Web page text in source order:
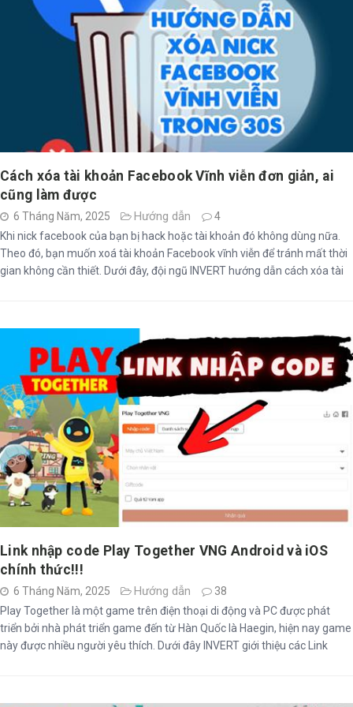
Cách xóa tài khoản Facebook Vĩnh viễn đơn giản, ai
cũng làm được
6 Tháng Năm, 2025 Hướng dẫn
4
Khi nick facebook của bạn bị hack hoặc tài khoản đó không dùng nữa.
Theo đó, bạn muốn xoá tài khoản Facebook vĩnh viễn để tránh mất thời
gian không cần thiết. Dưới đây, đội ngũ INVERT hướng dẫn cách xóa tài
Link nhập code Play Together VNG Android và iOS
chính thức!!!
6 Tháng Năm, 2025 Hướng dẫn
38
Play Together là một game trên điện thoại di động và PC được phát
triển bởi nhà phát triển game đến từ Hàn Quốc là Haegin, hiện nay game
này được nhiều người yêu thích. Dưới đây INVERT giới thiệu các Link